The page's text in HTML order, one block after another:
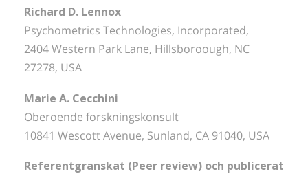
Richard D. Lennox
Psychometrics Technologies, Incorporated,
2404 Western Park Lane, Hillsboroough, NC
27278, USA
Marie A. Cecchini
Oberoende forskningskonsult
10841 Wescott Avenue, Sunland, CA 91040, USA
Referentgranskat (Peer review) och publicerat